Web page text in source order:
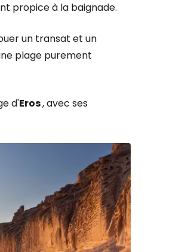
propice à la baignade.
un transat et un
plage purement
d'Eros, avec ses